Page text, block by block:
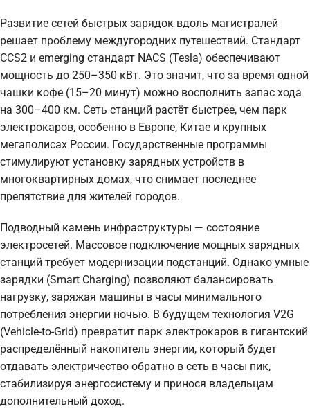
Развитие сетей быстрых зарядок вдоль магистралей
решает проблему междугородних путешествий. Стандарт
CCS2 и emerging стандарт NACS (Tesla) обеспечивают
мощность до 250–350 кВт. Это значит, что за время одной
чашки кофе (15–20 минут) можно восполнить запас хода
на 300–400 км. Сеть станций растёт быстрее, чем парк
электрокаров, особенно в Европе, Китае и крупных
мегаполисах России. Государственные программы
стимулируют установку зарядных устройств в
многоквартирных домах, что снимает последнее
препятствие для жителей городов.
Подводный камень инфраструктуры — состояние
электросетей. Массовое подключение мощных зарядных
станций требует модернизации подстанций. Однако умные
зарядки (Smart Charging) позволяют балансировать
нагрузку, заряжая машины в часы минимального
потребления энергии ночью. В будущем технология V2G
(Vehicle-to-Grid) превратит парк электрокаров в гигантский
распределённый накопитель энергии, который будет
отдавать электричество обратно в сеть в часы пик,
стабилизируя энергосистему и принося владельцам
дополнительный доход.